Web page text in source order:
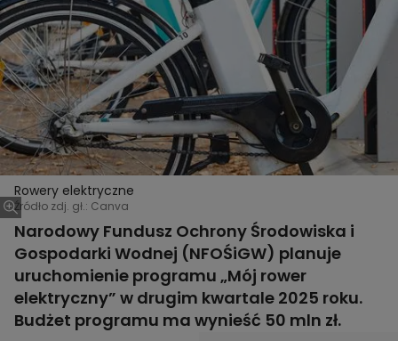
Rowery elektryczne
Źródło zdj. gł.: Canva
Narodowy Fundusz Ochrony Środowiska i
Gospodarki Wodnej (NFOŚiGW) planuje
uruchomienie programu „Mój rower
elektryczny” w drugim kwartale 2025 roku.
Budżet programu ma wynieść 50 mln zł.